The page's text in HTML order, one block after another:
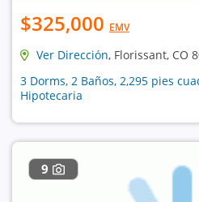
$325,000 EMV
Ver Dirección, Florissant, CO
3 Dorms, 2 Baños, 2,295 pies
Hipotecaria
9